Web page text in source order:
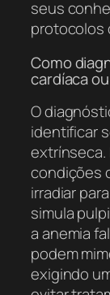
seus
protocolos
Como
cardíaca
O
identificar
extrínseca.
condições
irradiar
simula
a anemia
podem
exigindo